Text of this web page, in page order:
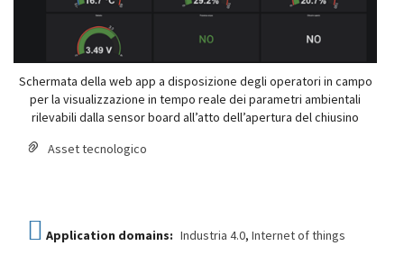
Schermata della web app a disposizione degli operatori in campo
per la visualizzazione in tempo reale dei parametri ambientali
rilevabili dalla sensor board all’atto dell’apertura del chiusino
Asset tecnologico
Application domains: Industria 4.0, Internet of things